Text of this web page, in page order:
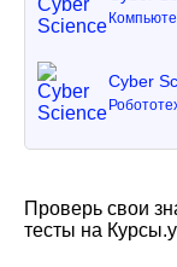
Cyber
Проверь свои
тесты на